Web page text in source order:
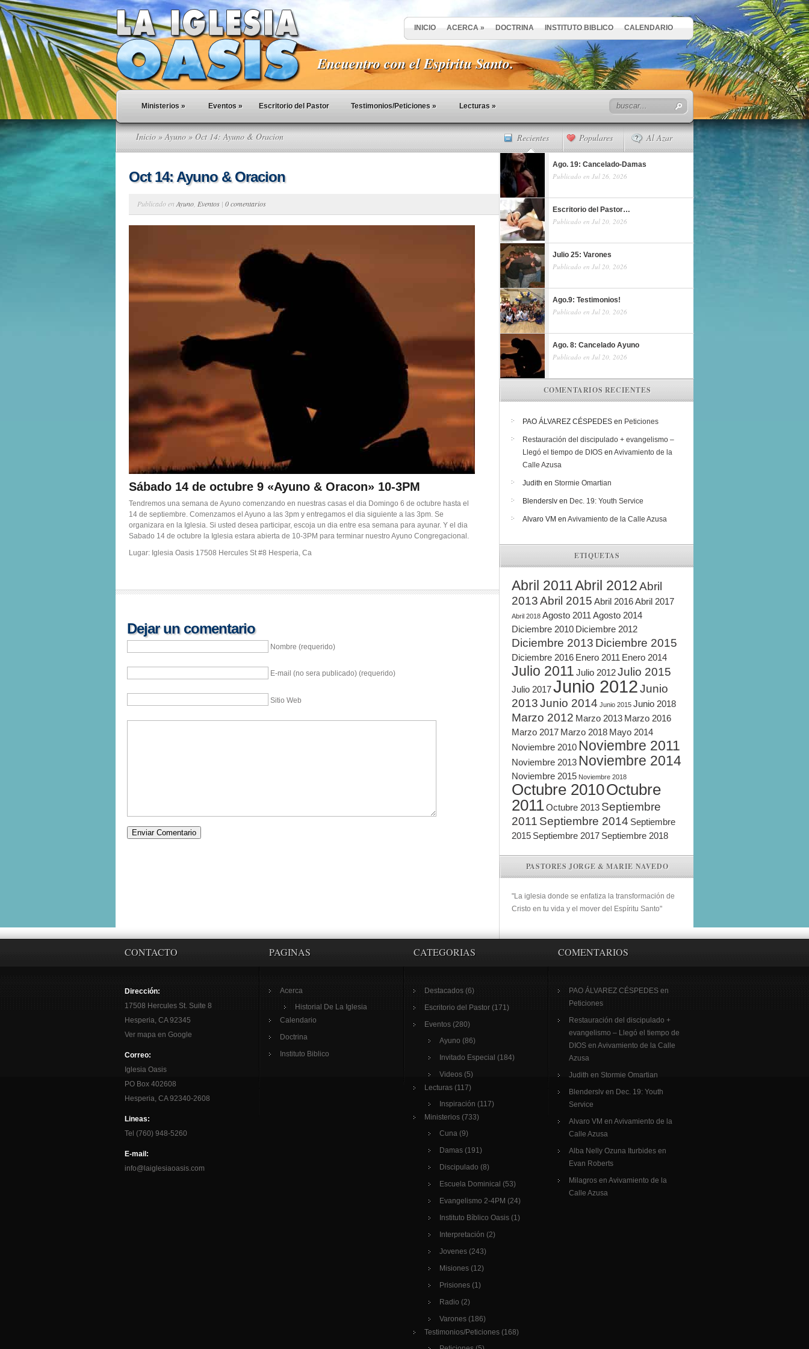
INICIO ACERCA » DOCTRINA INSTITUTO BIBLICO CALENDARIO
Encuentro con el Espiritu Santo.
Ministerios » Eventos » Escritorio del Pastor Testimonios/Peticiones » Lecturas »
Inicio »Ayuno » Oct 14: Ayuno & Oracion
Oct 14: Ayuno & Oracion
Publicado en Ayuno Eventos | 0 comentarios
Sábado 14 de octubre 9 «Ayuno & Oracon» 10-3PM
Tendremos una semana de Ayuno comenzando en nuestras casas el dia Domingo 6 de octubre hasta el
14 de septiembre. Comenzamos el Ayuno a las 3pm y entregamos el dia siguiente a las 3pm. Se
organizara en la Iglesia. Si usted desea participar, escoja un dia entre esa semana para ayunar. Y el dia
Sabado 14 de octubre la Iglesia estara abierta de 10-3PM para terminar nuestro Ayuno Congregacional.
Lugar: Iglesia Oasis 17508 Hercules St #8 Hesperia, Ca
Dejar un comentario
Nombre (requerido)
E-mail (no sera publicado) (requerido)
Sitio Web
Recientes Populares Al Azar
Ago. 19: Cancelado-Damas
Publicado en Jul 26, 2026
Escritorio del Pastor…
Publicado en Jul 20, 2026
Julio 25: Varones
Publicado en Jul 20, 2026
Ago.9: Testimonios!
Publicado en Jul 20, 2026
Ago. 8: Cancelado Ayuno
Publicado en Jul 20, 2026
COMENTARIOS RECIENTES
PAO ÁLVAREZ CÉSPEDES en Peticiones
Restauración del discipulado + evangelismo –
Llegó el tiempo de DIOS en Avivamiento de la
Calle Azusa
Judith en Stormie Omartian
Blenderslv en Dec. 19: Youth Service
Alvaro VM en Avivamiento de la Calle Azusa
ETIQUETAS
Abril 2011Abril 2012Abril
2013Abril 2015 Abril 2016Abril 2017
Abril 2018 Agosto 2011 Agosto 2014
Diciembre 2010 Diciembre 2012
Diciembre 2013 Diciembre 2015
Diciembre 2016 Enero 2011 Enero 2014
Julio 2011 Julio 2012Julio 2015
Julio 2017Junio 2012Junio
2013Junio 2014 Junio 2015 Junio 2018
Marzo 2012 Marzo 2013 Marzo 2016
Marzo 2017 Marzo 2018 Mayo 2014
Noviembre 2010 Noviembre 2011
Noviembre 2013 Noviembre 2014
Noviembre 2015 Noviembre 2018
Octubre 2010Octubre
2011Octubre 2013 Septiembre
2011 Septiembre 2014 Septiembre
2015 Septiembre 2017 Septiembre 2018
PASTORES JORGE & MARIE NAVEDO
"La iglesia donde se enfatiza la transformación de
Cristo en tu vida y el mover del Espíritu Santo"
CONTACTO
Dirección:
17508 Hercules St. Suite 8
Hesperia, CA 92345
Ver mapa en Google
Correo:
Iglesia Oasis
PO Box 402608
Hesperia, CA 92340-2608
Lineas:
Tel (760) 948-5260
E-mail:
info@laiglesiaoasis.com
PAGINAS
Acerca
Historial De La Iglesia
Calendario
Doctrina
Instituto Biblico
CATEGORIAS
Destacados (6)
Escritorio del Pastor (171)
Eventos (280)
Ayuno (86)
Invitado Especial (184)
Videos (5)
Lecturas (117)
Inspiración (117)
Ministerios (733)
Cuna (9)
Damas (191)
Discipulado (8)
Escuela Dominical (53)
Evangelismo 2-4PM (24)
Instituto Bíblico Oasis (1)
Interpretación (2)
Jovenes (243)
Misiones (12)
Prisiones (1)
Radio (2)
Varones (186)
Testimonios/Peticiones (168)
COMENTARIOS
PAO ÁLVAREZ CÉSPEDES en
Peticiones
Restauración del discipulado +
evangelismo – Llegó el tiempo de
DIOS en Avivamiento de la Calle
Azusa
Judith en Stormie Omartian
Blenderslv en Dec. 19: Youth
Service
Alvaro VM en Avivamiento de la
Calle Azusa
Alba Nelly Ozuna Iturbides en
Evan Roberts
Milagros en Avivamiento de la
Calle Azusa